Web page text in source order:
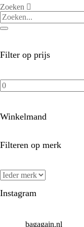
product
heeft
meerdere
variaties.
Deze
de
productpagina
Zoeken
Filter op prijs
Min.
prijs
Winkelmand
Filteren op merk
Instagram
bagagain.nl